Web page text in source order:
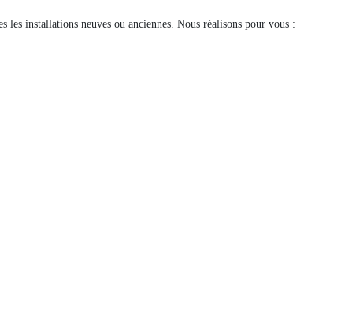
les installations neuves ou anciennes. Nous réalisons pour vous :